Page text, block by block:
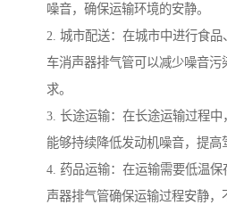
噪音，确保运输环境的安静。
2. 城市配送：在城市中进行食
车消声器排气管可以减少噪音污
求。
3. 长途运输：在长途运输过程
能够持续降低发动机噪音，提高
4. 药品运输：在运输需要低温
声器排气管确保运输过程安静，